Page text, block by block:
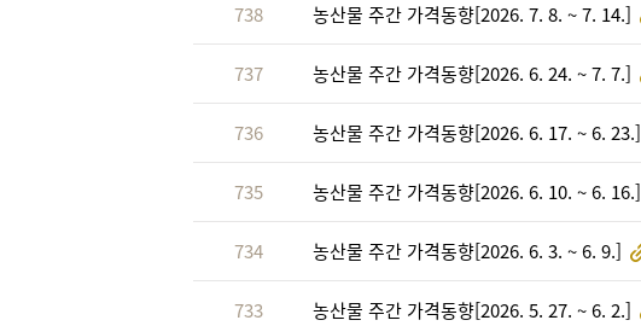
738 농산물 주간 가격동향[2026. 7. 8. ~ 7. 14.]
737 농산물 주간 가격동향[2026. 6. 24. ~ 7. 7.]
736 농산물 주간 가격동향[2026. 6. 17. ~ 6. 23.]
735 농산물 주간 가격동향[2026. 6. 10. ~ 6. 16.]
734 농산물 주간 가격동향[2026. 6. 3. ~ 6. 9.]
733 농산물 주간 가격동향[2026. 5. 27. ~ 6. 2.]